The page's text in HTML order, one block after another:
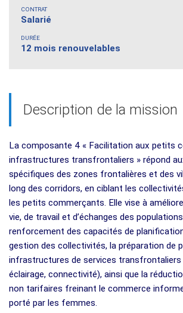
CONTRAT
Salarié
DURÉE
12 mois renouvelables
Description de la mission
La composante 4 « Facilitation aux petits
infrastructures transfrontaliers » répond
spécifiques des zones frontalières et des
long des corridors, en ciblant les
les petits commerçants. Elle vise à
vie, de travail et d’échanges des
renforcement des capacités de
gestion des collectivités, la préparation de
infrastructures de services transfrontaliers
éclairage, connectivité), ainsi que la
non tarifaires freinant le commerce
porté par les femmes.